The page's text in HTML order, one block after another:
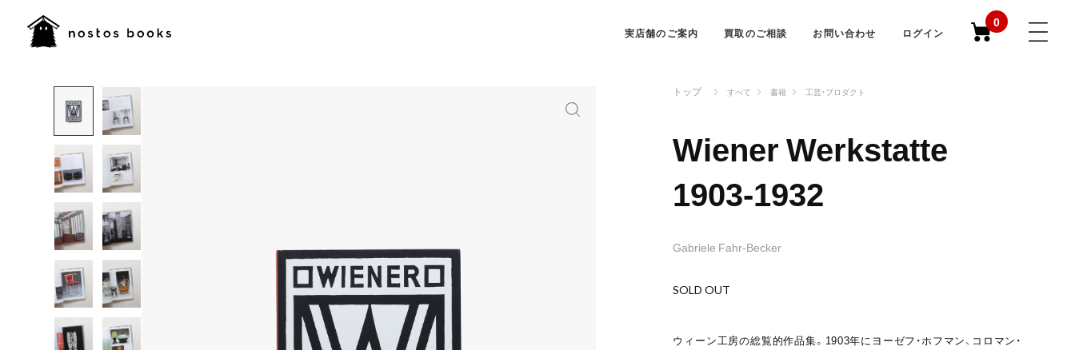
実店舗のご案内 買取のご相談 お問い合わせ ログイン
0
トップ すべて 書籍 工芸・プロダクト
Wiener Werkstatte
1903-1932
Gabriele Fahr-Becker
SOLD OUT
ウィーン工房の総覧的作品集。1903年にヨーゼフ・ホフマン、コロマン・